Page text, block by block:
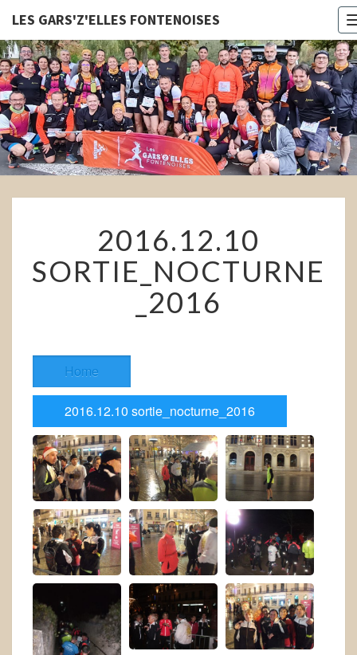
LES GARS'Z'ELLES FONTENOISES
LES
SORTIE_NOCTURNE_2016
2016.12.10
SORTIE_NOCTURNE
_2016
Home
2016.12.10 sortie_nocturne_2016